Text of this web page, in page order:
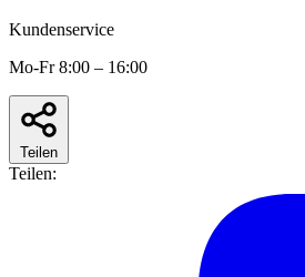
Kundenservice
Mo-Fr 8:00 – 16:00
Teilen
Teilen: